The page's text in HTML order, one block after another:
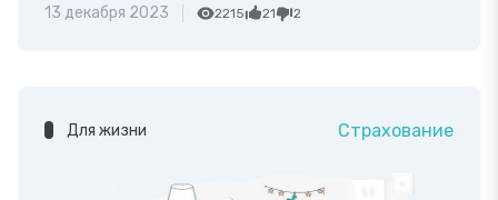
13 декабря 2023 2215 21 2
Для жизни Страхование